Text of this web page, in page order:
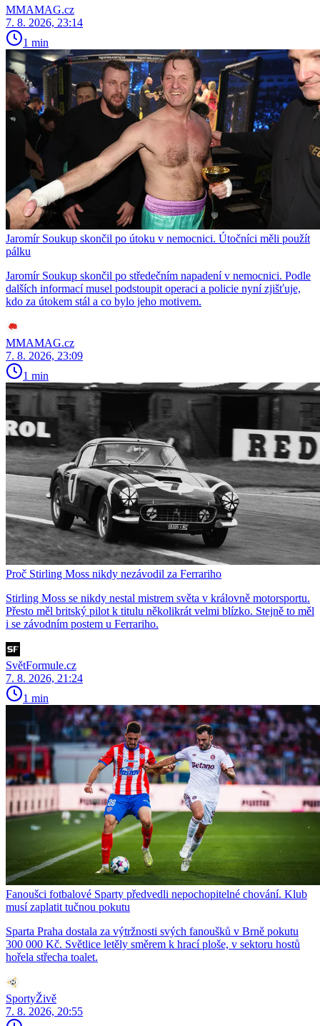
MMAMAG.cz
7. 8. 2026, 23:14
1 min
Jaromír Soukup skončil po útoku v nemocnici. Útočníci měli použít
pálku
Jaromír Soukup skončil po středečním napadení v nemocnici. Podle
dalších informací musel podstoupit operaci a policie nyní zjišťuje,
kdo za útokem stál a co bylo jeho motivem.
MMAMAG.cz
7. 8. 2026, 23:09
1 min
Proč Stirling Moss nikdy nezávodil za Ferrariho
Stirling Moss se nikdy nestal mistrem světa v královně motorsportu.
Přesto měl britský pilot k titulu několikrát velmi blízko. Stejně to měl
i se závodním postem u Ferrariho.
SvětFormule.cz
7. 8. 2026, 21:24
1 min
Fanoušci fotbalové Sparty předvedli nepochopitelné chování. Klub
musí zaplatit tučnou pokutu
Sparta Praha dostala za výtržnosti svých fanoušků v Brně pokutu
300 000 Kč. Světlice letěly směrem k hrací ploše, v sektoru hostů
hořela střecha toalet.
SportyŽivě
7. 8. 2026, 20:55